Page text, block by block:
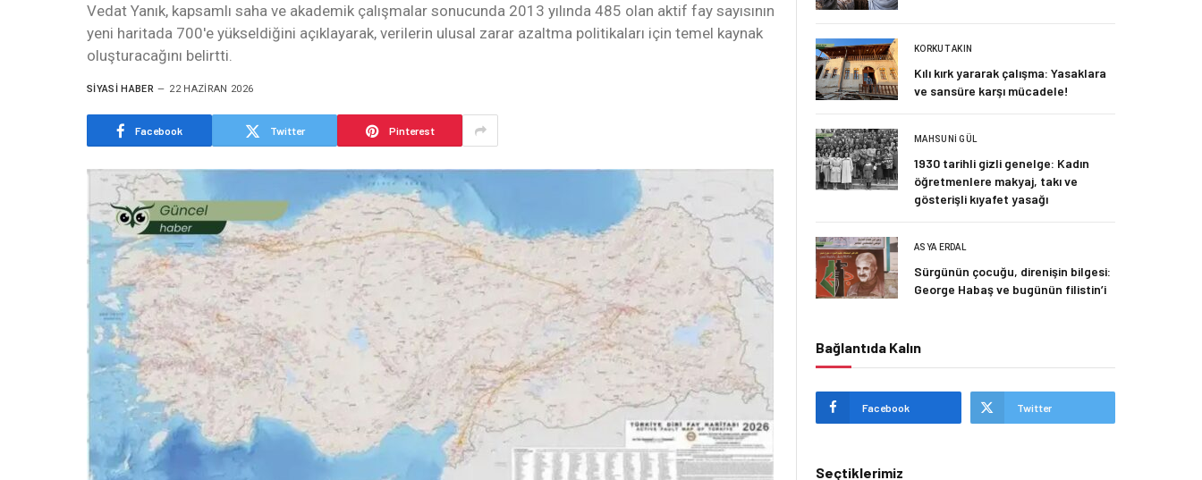
Vedat Yanık, kapsamlı saha ve akademik çalışmalar sonucunda 2013 yılında 485 olan aktif fay sayısının
yeni haritada 700'e yükseldiğini açıklayarak, verilerin ulusal zarar azaltma politikaları için temel kaynak
oluşturacağını belirtti.
SIYASI HABER 22 HAZIRAN 2026
Facebook Twitter Pinterest
KORKUT AKIN
Kılı kırk yararak çalışma: Yasaklara
ve sansüre karşı mücadele!
MAHSUNI GÜL
1930 tarihli gizli genelge: Kadın
öğretmenlere makyaj, takı ve
gösterişli kıyafet yasağı
ASYA ERDAL
Sürgünün çocuğu, direnişin bilgesi:
George Habaş ve bugünün filistin’i
Bağlantıda Kalın
Facebook Twitter
Seçtiklerimiz